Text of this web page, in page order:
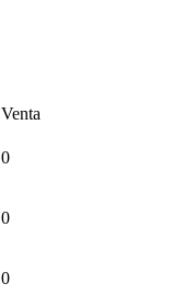
Venta
0
0
0